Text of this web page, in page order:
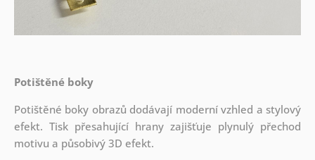
Potištěné boky
Potištěné boky obrazů dodávají moderní vzhled a stylový
efekt. Tisk přesahující hrany zajišťuje plynulý přechod
motivu a působivý 3D efekt.